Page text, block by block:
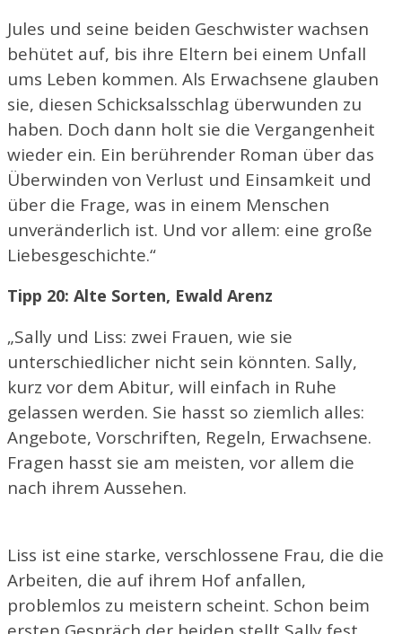
Jules und seine beiden Geschwister wachsen
behütet auf, bis ihre Eltern bei einem Unfall
ums Leben kommen. Als Erwachsene glauben
sie, diesen Schicksalsschlag überwunden zu
haben. Doch dann holt sie die Vergangenheit
wieder ein. Ein berührender Roman über das
Überwinden von Verlust und Einsamkeit und
über die Frage, was in einem Menschen
unveränderlich ist. Und vor allem: eine große
Liebesgeschichte.“
Tipp 20: Alte Sorten, Ewald Arenz
„Sally und Liss: zwei Frauen, wie sie
unterschiedlicher nicht sein könnten. Sally,
kurz vor dem Abitur, will einfach in Ruhe
gelassen werden. Sie hasst so ziemlich alles:
Angebote, Vorschriften, Regeln, Erwachsene.
Fragen hasst sie am meisten, vor allem die
nach ihrem Aussehen.
Liss ist eine starke, verschlossene Frau, die die
Arbeiten, die auf ihrem Hof anfallen,
problemlos zu meistern scheint. Schon beim